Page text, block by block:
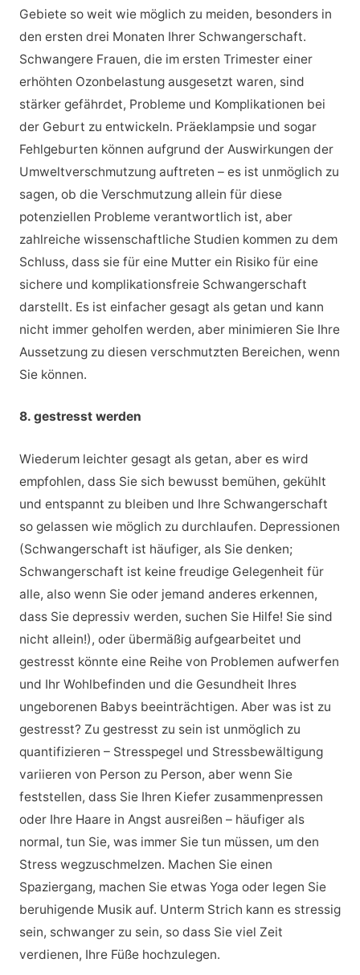
Gebiete so weit wie möglich zu meiden, besonders in
den ersten drei Monaten Ihrer Schwangerschaft.
Schwangere Frauen, die im ersten Trimester einer
erhöhten Ozonbelastung ausgesetzt waren, sind
stärker gefährdet, Probleme und Komplikationen bei
der Geburt zu entwickeln. Präeklampsie und sogar
Fehlgeburten können aufgrund der Auswirkungen der
Umweltverschmutzung auftreten – es ist unmöglich zu
sagen, ob die Verschmutzung allein für diese
potenziellen Probleme verantwortlich ist, aber
zahlreiche wissenschaftliche Studien kommen zu dem
Schluss, dass sie für eine Mutter ein Risiko für eine
sichere und komplikationsfreie Schwangerschaft
darstellt. Es ist einfacher gesagt als getan und kann
nicht immer geholfen werden, aber minimieren Sie Ihre
Aussetzung zu diesen verschmutzten Bereichen, wenn
Sie können.
8. gestresst werden
Wiederum leichter gesagt als getan, aber es wird
empfohlen, dass Sie sich bewusst bemühen, gekühlt
und entspannt zu bleiben und Ihre Schwangerschaft
so gelassen wie möglich zu durchlaufen. Depressionen
(Schwangerschaft ist häufiger, als Sie denken;
Schwangerschaft ist keine freudige Gelegenheit für
alle, also wenn Sie oder jemand anderes erkennen,
dass Sie depressiv werden, suchen Sie Hilfe! Sie sind
nicht allein!), oder übermäßig aufgearbeitet und
gestresst könnte eine Reihe von Problemen aufwerfen
und Ihr Wohlbefinden und die Gesundheit Ihres
ungeborenen Babys beeinträchtigen. Aber was ist zu
gestresst? Zu gestresst zu sein ist unmöglich zu
quantifizieren – Stresspegel und Stressbewältigung
variieren von Person zu Person, aber wenn Sie
feststellen, dass Sie Ihren Kiefer zusammenpressen
oder Ihre Haare in Angst ausreißen – häufiger als
normal, tun Sie, was immer Sie tun müssen, um den
Stress wegzuschmelzen. Machen Sie einen
Spaziergang, machen Sie etwas Yoga oder legen Sie
beruhigende Musik auf. Unterm Strich kann es stressig
sein, schwanger zu sein, so dass Sie viel Zeit
verdienen, Ihre Füße hochzulegen.